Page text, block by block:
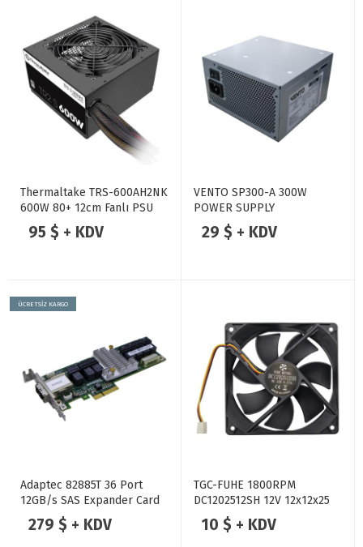
Thermaltake TRS-600AH2NK
600W 80+ 12cm Fanlı PSU
95 $ + KDV
VENTO SP300-A 300W
POWER SUPPLY
29 $ + KDV
ÜCRETSİZ KARGO
Adaptec 82885T 36 Port
12GB/s SAS Expander Card
279 $ + KDV
TGC-FUHE 1800RPM
DC1202512SH 12V 12x12x25
Kasa Sunucu Fanı
10 $ + KDV